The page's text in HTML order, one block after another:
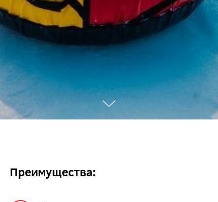
Преимущества: